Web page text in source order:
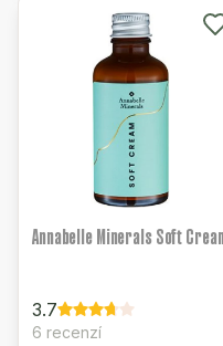
Annabelle Minerals Soft
3.7
6 recenzí